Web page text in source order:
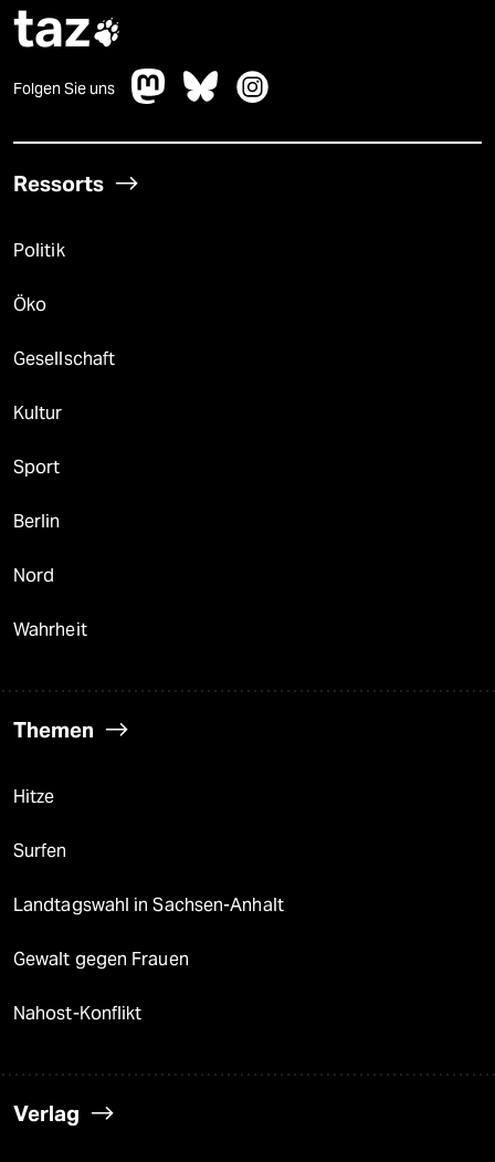
taz
Folgen Sie uns
Ressorts
Politik
Öko
Gesellschaft
Kultur
Sport
Berlin
Nord
Wahrheit
Themen
Hitze
Surfen
Landtagswahl in Sachsen-Anhalt
Gewalt gegen Frauen
Nahost-Konflikt
Verlag